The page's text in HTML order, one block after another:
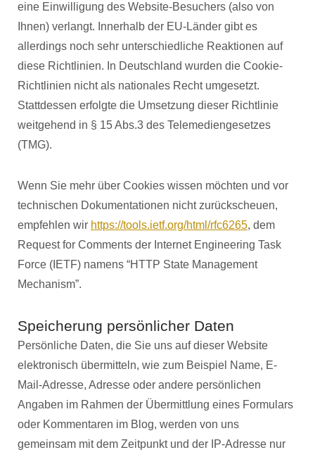
eine Einwilligung des Website-Besuchers (also von
Ihnen) verlangt. Innerhalb der EU-Länder gibt es
allerdings noch sehr unterschiedliche Reaktionen auf
diese Richtlinien. In Deutschland wurden die Cookie-
Richtlinien nicht als nationales Recht umgesetzt.
Stattdessen erfolgte die Umsetzung dieser Richtlinie
weitgehend in § 15 Abs.3 des Telemediengesetzes
(TMG).
Wenn Sie mehr über Cookies wissen möchten und vor
technischen Dokumentationen nicht zurückscheuen,
empfehlen wir https://tools.ietf.org/html/rfc6265, dem
Request for Comments der Internet Engineering Task
Force (IETF) namens “HTTP State Management
Mechanism”.
Speicherung persönlicher Daten
Persönliche Daten, die Sie uns auf dieser Website
elektronisch übermitteln, wie zum Beispiel Name, E-
Mail-Adresse, Adresse oder andere persönlichen
Angaben im Rahmen der Übermittlung eines Formulars
oder Kommentaren im Blog, werden von uns
gemeinsam mit dem Zeitpunkt und der IP-Adresse nur